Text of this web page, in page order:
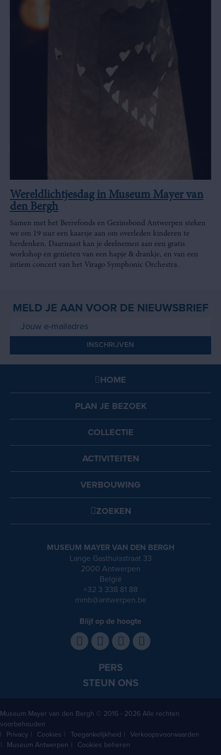
Wereldlichtjesdag in Museum Mayer van
den Bergh
Samen met het Berrefonds en Gezinsbond Antwerpen steken
we om 19 uur een kaarsje aan om overleden kinderen te
herdenken. Daarnaast kan je deelnemen aan een gratis
workshop en genieten van een hapje & drankje, en van een
intiem concert van het Virago Symphonic Orchestra.
MELD JE AAN VOOR DE NIEUWSBRIEF
HOME
PLAN JE BEZOEK
COLLECTIE
ACTIVITEITEN
VERBOUWING
ZOEKEN
MUSEUM MAYER VAN DEN BERGH
Lange Gasthuisstraat 33
2000 Antwerpen
België
+32 3 338 81 88
mmb@antwerpen.be
Blijf op de hoogte
PERS
STEUN ONS
Museum Mayer van den Bergh © 2016 - 2026 Alle rechten
voorbehouden
Privacy
Cookies Toegankelijkheid
Verkoopsvoorwaarden
Museum Antwerpen
Cookies beheren